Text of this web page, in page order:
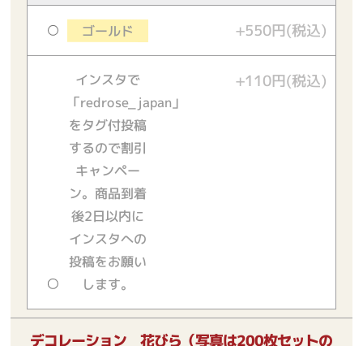
ゴールド +550円(税込)
インスタで
「redrose_japan」
をタグ付投稿
するので割引
キャンペー
ン。商品到着
後2日以内に
インスタへの
投稿をお願い
します。
+110円(税込)
デコレーション 花びら（写真は200枚セットの